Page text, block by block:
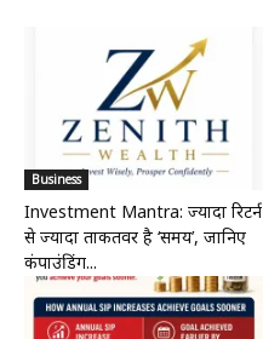
Business
Investment Mantra: ज्यादा रिटर्न
से ज्यादा ताकतवर है ‘समय’, जानिए
कंपाउंडिंग...